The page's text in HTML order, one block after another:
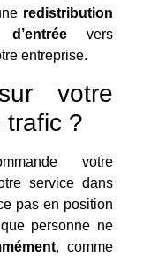
redistribution
vers
entreprise.
votre
trafic ?
votre
service dans
pas en position
personne ne
, comme